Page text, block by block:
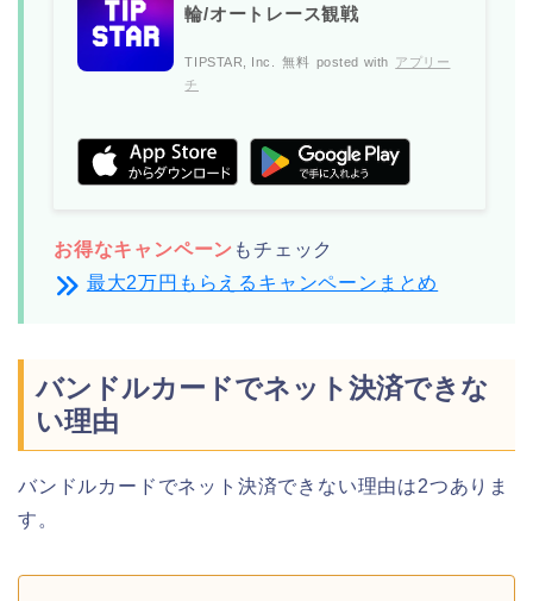
輪/オートレース観戦
TIPSTAR, Inc. 無料 posted with アプリー
チ
お得なキャンペーン もチェック
最大2万円もらえるキャンペーンまとめ
バンドルカードでネット決済できな
い理由
バンドルカードでネット決済できない理由は2つありま
す。